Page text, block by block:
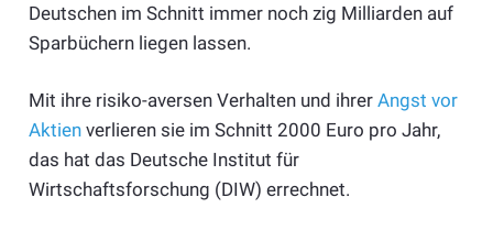
Deutschen im Schnitt immer noch zig Milliarden auf
Sparbüchern liegen lassen.
Mit ihre risiko-aversen Verhalten und ihrer Angst vor
Aktienverlieren sie im Schnitt 2000 Euro pro Jahr,
das hat das Deutsche Institut für
Wirtschaftsforschung (DIW) errechnet.